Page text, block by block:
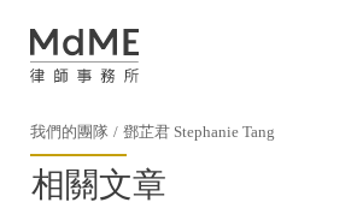
我們的團隊 鄧芷君 Stephanie Tang
相關文章